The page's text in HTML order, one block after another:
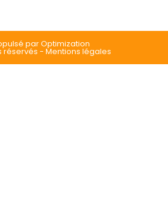
par Optimization
réservés - Mentions légales